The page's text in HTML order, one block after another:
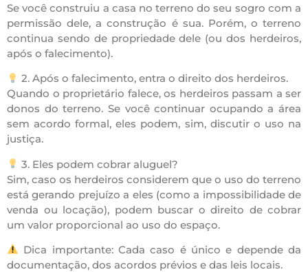
Se você construiu a casa no terreno do seu sogro com a
permissão dele, a construção é sua. Porém, o terreno
continua sendo de propriedade dele (ou dos herdeiros,
após o falecimento).
2. Após o falecimento, entra o direito dos herdeiros.
Quando o proprietário falece, os herdeiros passam a ser
donos do terreno. Se você continuar ocupando a área
sem acordo formal, eles podem, sim, discutir o uso na
justiça.
3. Eles podem cobrar aluguel?
Sim, caso os herdeiros considerem que o uso do terreno
está gerando prejuízo a eles (como a impossibilidade de
venda ou locação), podem buscar o direito de cobrar
um valor proporcional ao uso do espaço.
Dica importante: Cada caso é único e depende da
documentação, dos acordos prévios e das leis locais.